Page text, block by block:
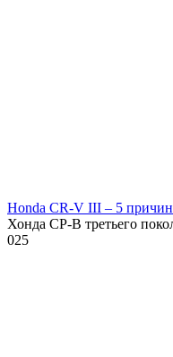
Honda CR-V III – 5
Хонда СР-В третьего
025